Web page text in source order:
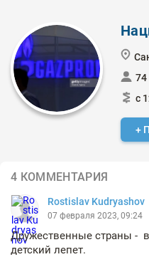
74
с
+
4 КОММЕНТАРИЯ
Rostislav Kudryashov
07 февраля 2023, 09:24
Дружественные страны - в
детский лепет.